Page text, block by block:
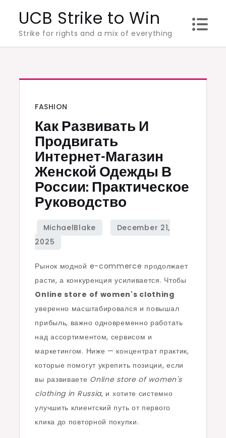
content
UCB Strike to Win
Strike for rights and a mix of everything
FASHION
Как Развивать И
Продвигать
Интернет-Магазин
Женской Одежды В
России: Практическое
Руководство
Рынок модной e-commerce продолжает
расти, а конкуренция усиливается. Чтобы
Online store of women's clothing
уверенно масштабировался и повышал
прибыль, важно одновременно работать
над ассортиментом, сервисом и
маркетингом. Ниже — концентрат практик,
которые помогут укрепить позиции, если
вы развиваете Online store of women's
clothing in Russia, и хотите системно
улучшить клиентский путь от первого
клика до повторной покупки.